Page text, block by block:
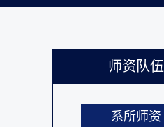
师资队伍
系所师资